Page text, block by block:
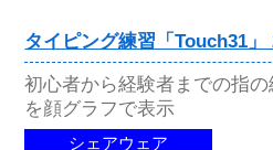
タイピング練習「Touch31
初心者から経験者までの指
を顔グラフで表示
シェアウェア